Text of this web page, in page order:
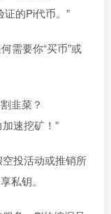
的Pi代币。”
需要你“买币”或
韭菜？
速挖矿！”
投活动或推销所
私钥。